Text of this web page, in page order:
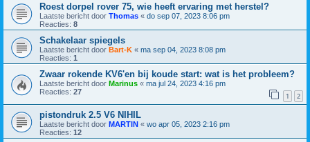
Roest dorpel rover 75, wie heeft ervaring met herstel?
Laatste bericht door Thomas « do sep 07, 2023 8:06 pm
Reacties: 8
Schakelaar spiegels
Laatste bericht door Bart-K « ma sep 04, 2023 8:08 pm
Reacties: 1
Zwaar rokende KV6'en bij koude start: wat is het probleem?
Laatste bericht door Marinus « ma jul 24, 2023 4:16 pm
Reacties: 27 1 2
pistondruk 2.5 V6 NIHIL
Laatste bericht door MARTIN « wo apr 05, 2023 2:16 pm
Reacties: 12